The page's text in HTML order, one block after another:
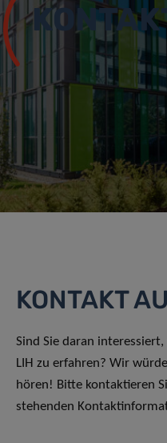
KONTAKT
Sind Sie daran
LIH zu erfahren? Wir
hören! Bitte kontaktieren
stehenden